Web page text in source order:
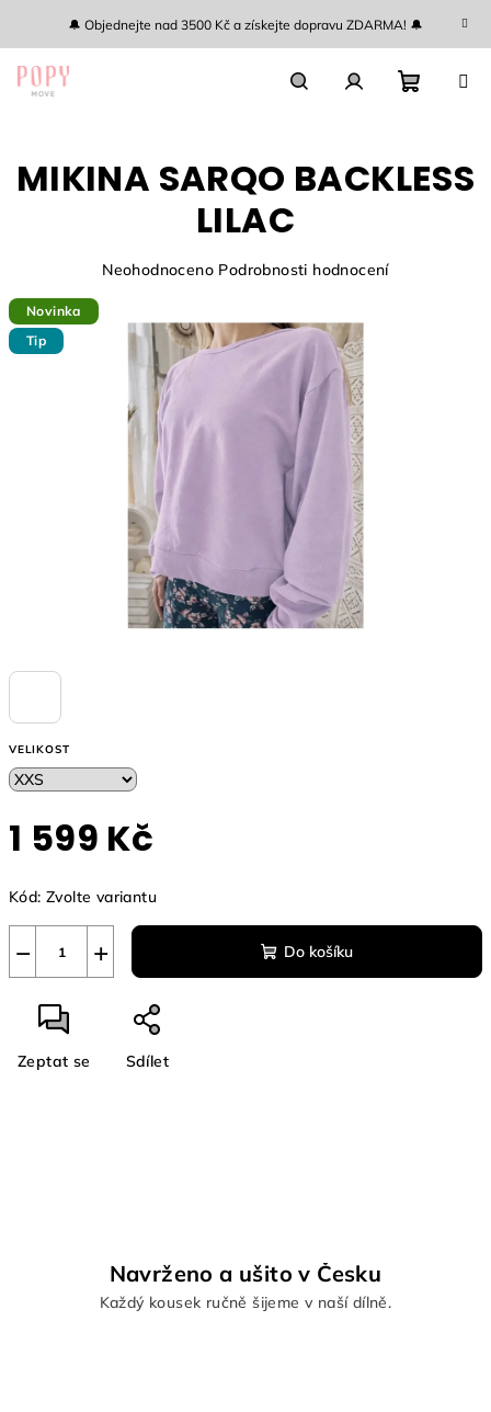
obsah
🔔 Objednejte nad 3500 Kč a získejte dopravu ZDARMA! 🔔
košík
VELIKOST
1 599 Kč
cena:
Kód: Zvolte variantu
+
− Do košíku
Zeptat se Sdílet
MIKINA SARQO BACKLESS
LILAC
Průměrné
hvězdiček.
Neohodnoceno Podrobnosti hodnocení
Novinka
Tip
Navrženo a ušito v Česku
Každý kousek ručně šijeme v naší dílně.